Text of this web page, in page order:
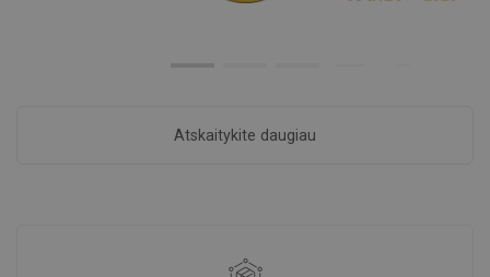
Atskaitykite daugiau